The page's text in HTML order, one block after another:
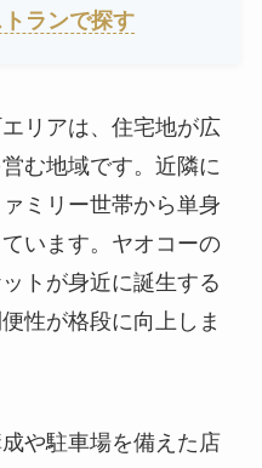
ランで探す
リアは、住宅地が広
む地域です。近隣に
ミリー世帯から単身
います。ヤオコーの
トが身近に誕生する
性が格段に向上しま
や駐車場を備えた店